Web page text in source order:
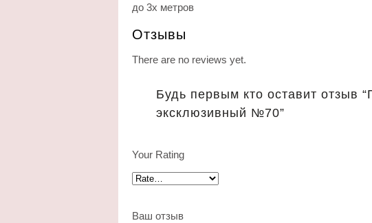
до 3х метров
Отзывы
There are no reviews yet.
Будь первым кто оставит отзыв
эксклюзивный №70”
Your Rating
Ваш отзыв